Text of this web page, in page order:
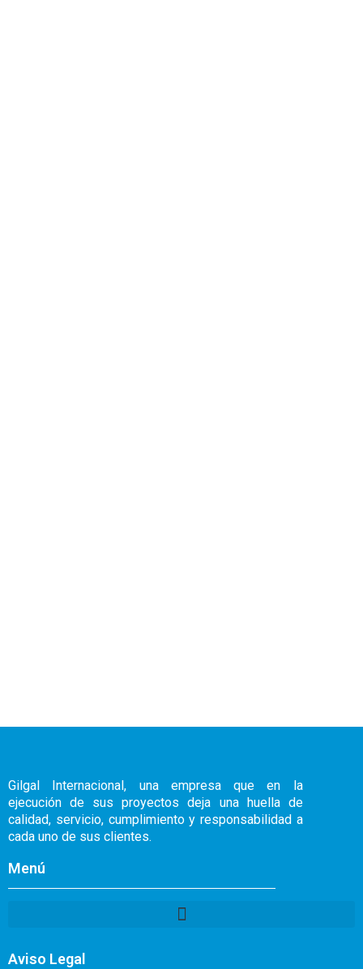
Gilgal Internacional, una empresa que en la
ejecución de sus proyectos deja una huella de
calidad, servicio, cumplimiento y responsabilidad a
cada uno de sus clientes.
Menú
Aviso Legal